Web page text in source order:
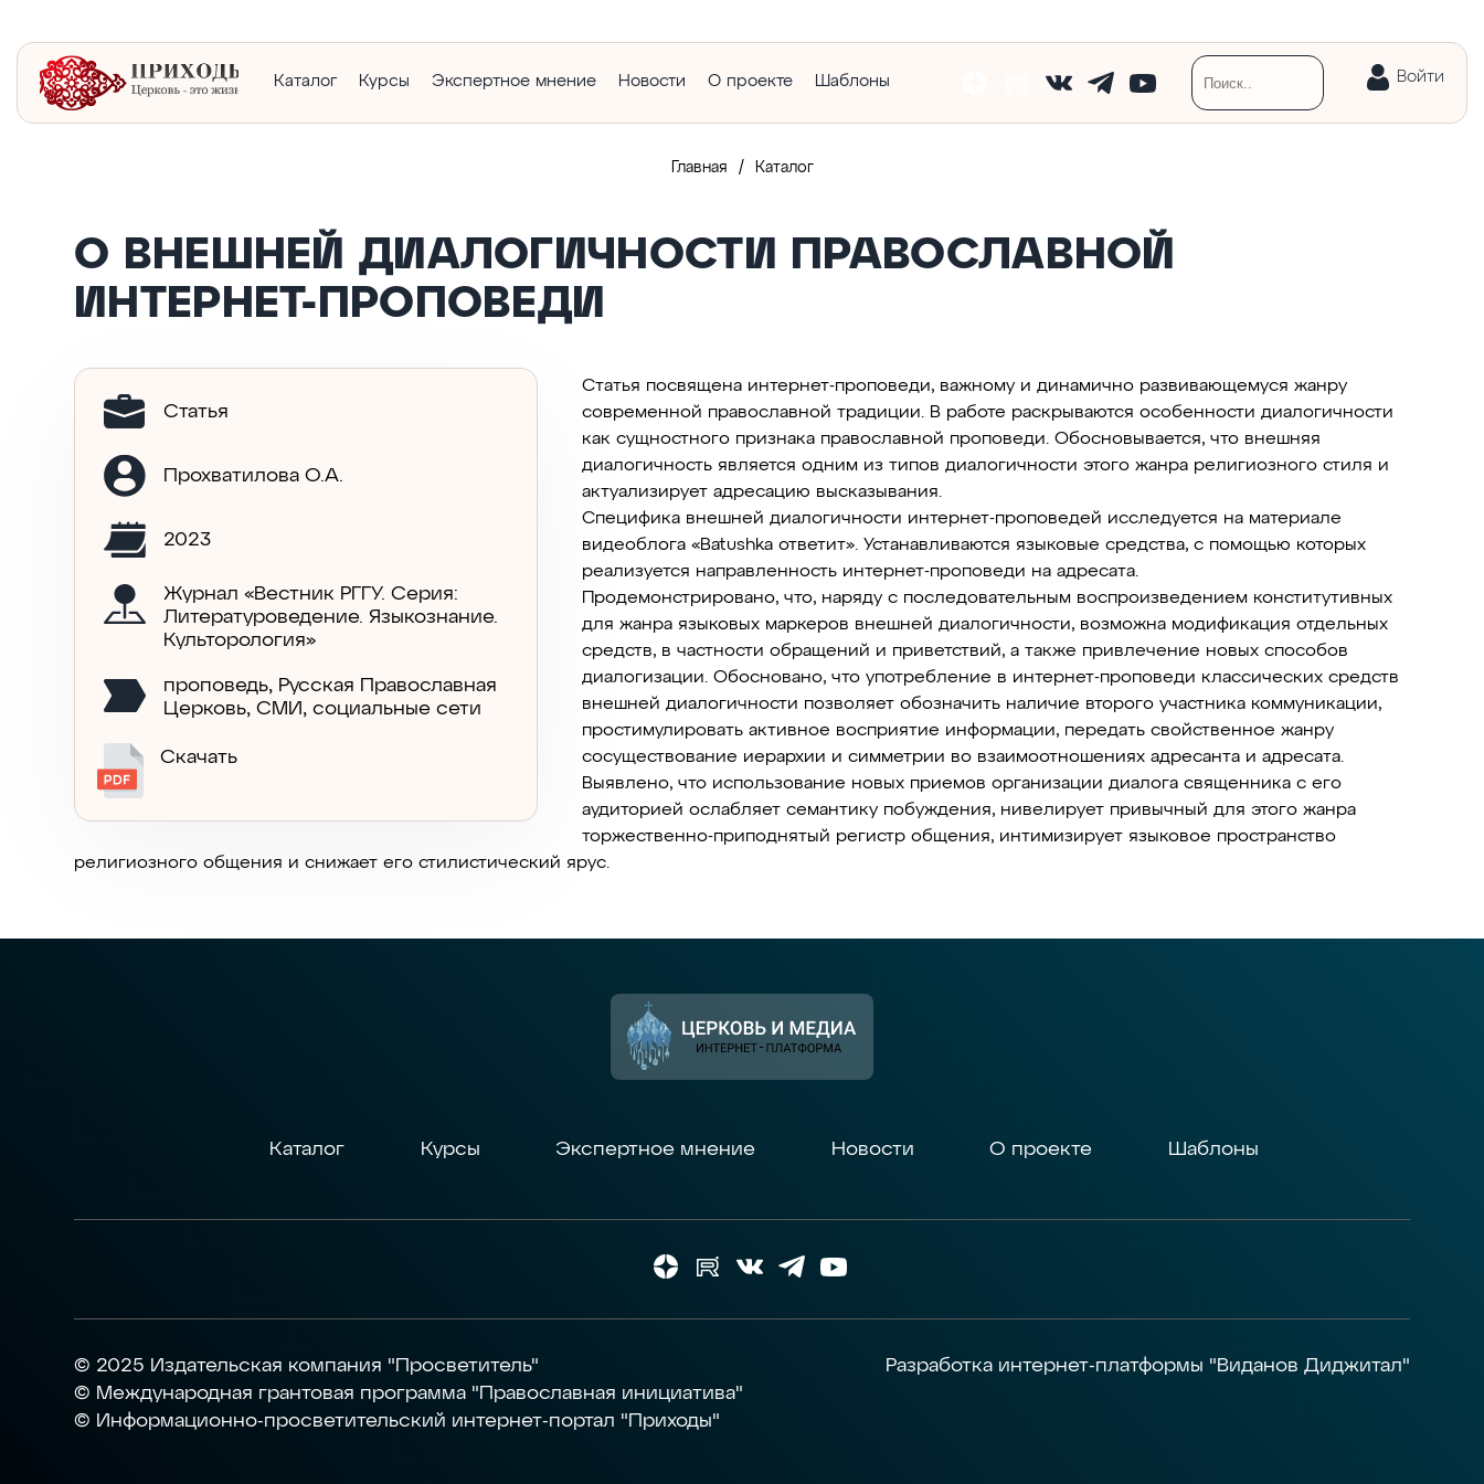
Каталог Курсы Экспертное мнение Новости О проекте Шаблоны Войти
Главная / Каталог
О ВНЕШНЕЙ ДИАЛОГИЧНОСТИ ПРАВОСЛАВНОЙ
ИНТЕРНЕТ-ПРОПОВЕДИ
Статья
Прохватилова О.А.
2023
Журнал «Вестник РГГУ. Серия:
Литературоведение. Языкознание.
Культорология»
проповедь, Русская Православная
Церковь, СМИ, социальные сети
Скачать
Статья посвящена интернет-проповеди, важному и динамично развивающемуся жанру
современной православной традиции. В работе раскрываются особенности диалогичности
как сущностного признака православной проповеди. Обосновывается, что внешняя
диалогичность является одним из типов диалогичности этого жанра религиозного стиля и
актуализирует адресацию высказывания.
Специфика внешней диалогичности интернет-проповедей исследуется на материале
видеоблога «Batushka ответит». Устанавливаются языковые средства, с помощью которых
реализуется направленность интернет-проповеди на адресата.
Продемонстрировано, что, наряду с последовательным воспроизведением конститутивных
для жанра языковых маркеров внешней диалогичности, возможна модификация отдельных
средств, в частности обращений и приветствий, а также привлечение новых способов
диалогизации. Обосновано, что употребление в интернет-проповеди классических средств
внешней диалогичности позволяет обозначить наличие второго участника коммуникации,
простимулировать активное восприятие информации, передать свойственное жанру
сосуществование иерархии и симметрии во взаимоотношениях адресанта и адресата.
Выявлено, что использование новых приемов организации диалога священника с его
аудиторией ослабляет семантику побуждения, нивелирует привычный для этого жанра
торжественно-приподнятый регистр общения, интимизирует языковое пространство
религиозного общения и снижает его стилистический ярус.
Каталог Курсы Экспертное мнение Новости О проекте Шаблоны
© 2025 Издательская компания "Просветитель"
© Международная грантовая программа "Православная инициатива"
© Информационно-просветительский интернет-портал "Приходы"
Разработка интернет-платформы "Виданов Диджитал"